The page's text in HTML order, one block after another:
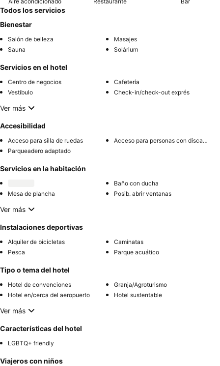
Todos los servicios
Bienestar
Salón de belleza
Masajes
Sauna
Solárium
Servicios en el hotel
Centro de negocios
Cafetería
Vestibulo
Check-in/check-out exprés
Ver más
Accesibilidad
Acceso para silla de ruedas
Acceso para personas con discapacidad
Parqueadero adaptado
Servicios en la habitación
Baño con ducha
Mesa de plancha
Posib. abrir ventanas
Ver más
Instalaciones deportivas
Alquiler de bicicletas
Caminatas
Pesca
Parque acuático
Tipo o tema del hotel
Hotel de convenciones
Granja/Agroturismo
Hotel en/cerca del aeropuerto
Hotel sustentable
Ver más
Características del hotel
LGBTQ+ friendly
Viajeros con niños